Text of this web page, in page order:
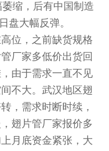
缩，后有中国制造
盘大幅反弹。
位，之前缺货规格
厂家多低价出货回
由于需求一直不见
不大。武汉地区翅
，需求时断时续，
翅片管厂家报价多
月底资金紧张，大